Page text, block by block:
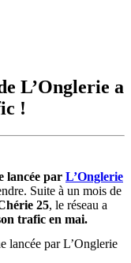
L’Onglerie a
!
lancée par L’Onglerie
Suite à un mois de
25, le réseau a
trafic en mai.
lancée par L’Onglerie